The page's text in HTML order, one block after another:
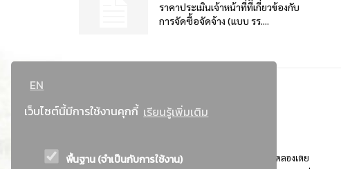
EN
เว็บไซต์นี้มีการใช้งานคุกกี้ เรียนรู้เพิ่มเติม
พื้นฐาน (จำเป็นกับการใช้งาน)
ราคาประเมินเจ้าหน้าที่ที่เกี่ยวข้องกับ
การจัดซื้อจัดจ้าง (แบบ รร....
ที่อยู่ : 184 ถนนพระรามที่ 4 แขวงคลองเตย เขตคลองเตย